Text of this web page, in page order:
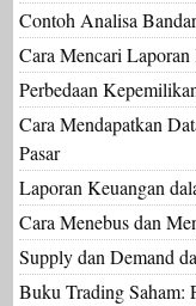
Contoh Analisa
Cara Mencari
Perbedaan
Cara Mendapatkan
Pasar
Laporan Keuangan
Cara Menebus dan
Supply dan Demand
Buku Trading Saham: